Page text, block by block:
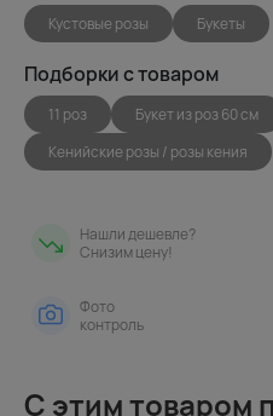
Кустовые розы Букеты
Подборки с товаром
11 роз Букет из роз 60 см
Кенийские розы / розы кения
Нашли дешевле?
Снизим цену!
Фото
контроль
С этим товаром